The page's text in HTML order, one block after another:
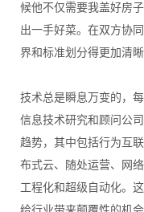
候他不仅需要我盖好房
出一手好菜。在双方协
界和标准划分得更加清
技术总是瞬息万变的，
信息技术研究和顾问公
趋势，其中包括行为互
布式云、随处运营、网
工程化和超级自动化。